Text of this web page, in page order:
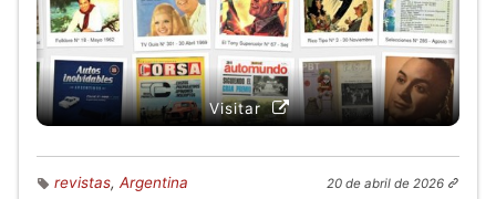
Visitar
revistas, Argentina 20 de abril de 2026